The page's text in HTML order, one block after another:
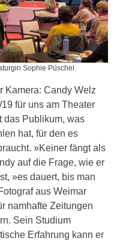
Sophie Püschel.
Kamera: Candy Welz
für uns am Theater
das Publikum, was
hat, für den es
»Keiner fängt als
auf die Frage, wie er
»es dauert, bis man
aus Weimar
namhafte Zeitungen
Sein Studium
Erfahrung kann er